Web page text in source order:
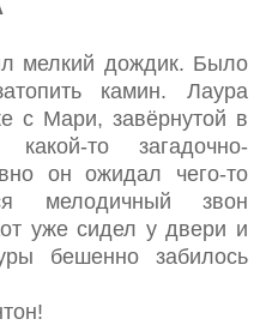
мелкий дождик. Было
камин. Лаура
с Мари, завёрнутой в
то загадочно-
он ожидал чего-то
мелодичный звон
уже сидел у двери и
бешенно забилось